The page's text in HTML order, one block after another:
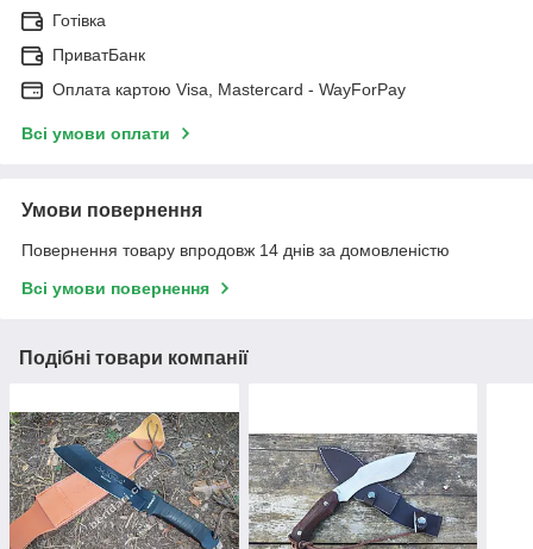
Готівка
ПриватБанк
Оплата картою Visa, Mastercard - WayForPay
Всі умови оплати
Умови повернення
Повернення товару впродовж 14 днів за домовленістю
Всі умови повернення
Подібні товари компанії